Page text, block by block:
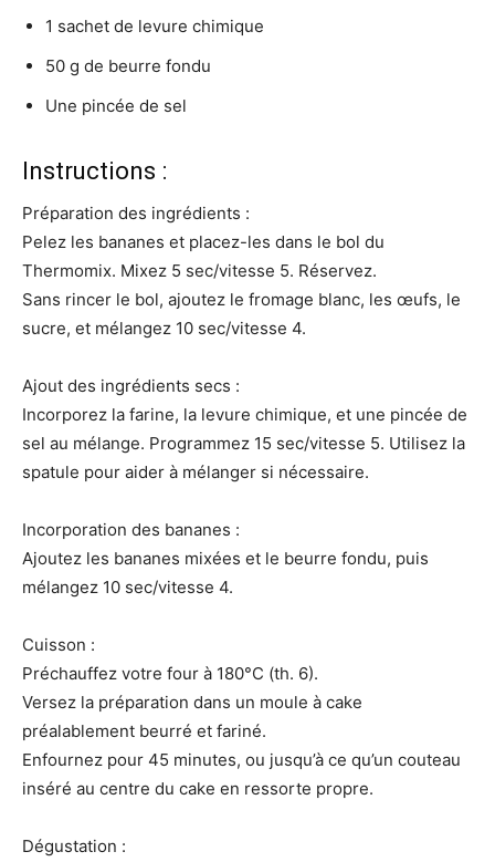
1 sachet de levure chimique
50 g de beurre fondu
Une pincée de sel
Instructions :
Préparation des ingrédients :
Pelez les bananes et placez-les dans le bol du
Thermomix. Mixez 5 sec/vitesse 5. Réservez.
Sans rincer le bol, ajoutez le fromage blanc, les œufs, le
sucre, et mélangez 10 sec/vitesse 4.
Ajout des ingrédients secs :
Incorporez la farine, la levure chimique, et une pincée de
sel au mélange. Programmez 15 sec/vitesse 5. Utilisez la
spatule pour aider à mélanger si nécessaire.
Incorporation des bananes :
Ajoutez les bananes mixées et le beurre fondu, puis
mélangez 10 sec/vitesse 4.
Cuisson :
Préchauffez votre four à 180°C (th. 6).
Versez la préparation dans un moule à cake
préalablement beurré et fariné.
Enfournez pour 45 minutes, ou jusqu’à ce qu’un couteau
inséré au centre du cake en ressorte propre.
Dégustation :